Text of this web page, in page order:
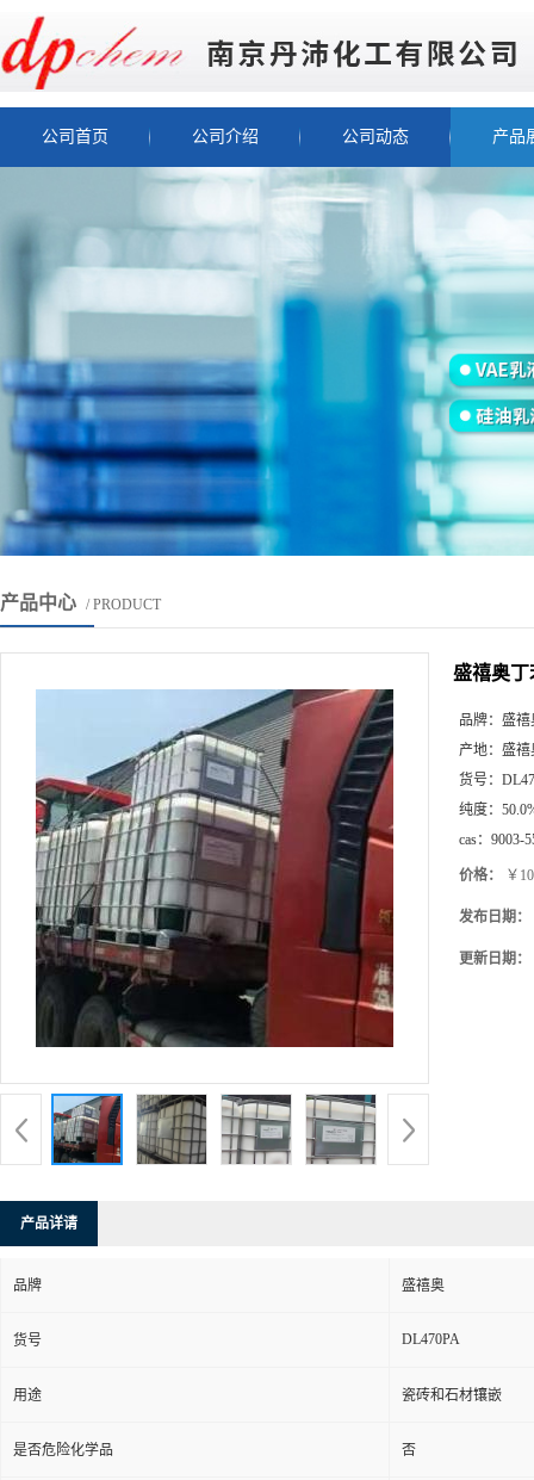
公司首页 公司介绍 公司动态 产品
产品中心 / PRODUCT
盛禧奥丁
品牌： 盛禧
产地： 盛禧
货号：
纯度：
cas： 9003-
价格： ￥
发布日期：
更新日期：
产品详请
品牌 盛禧奥
货号 DL470PA
用途 瓷砖和石材镶嵌
是否危险化学品 否